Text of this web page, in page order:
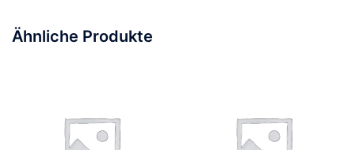
Ähnliche Produkte